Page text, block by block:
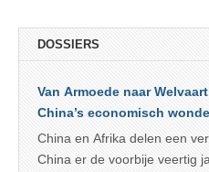
DOSSIERS
Van Armoede naar
China’s economisch
China en Afrika delen een
China er de voorbije veertig